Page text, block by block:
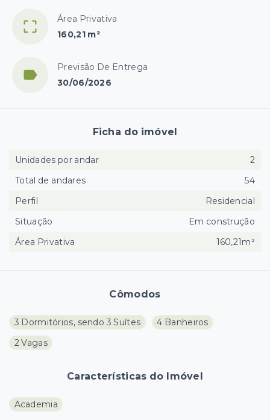
Área Privativa
160,21 m²
Previsão De Entrega
30/06/2026
Cômodos
3 Dormitórios, sendo 3 Suítes
4 Banheiros
2 Vagas
Características do Imóvel
Academia
Ficha do imóvel
Unidades por andar
2
Total de andares
54
Perfil
Residencial
Situação
Em construção
Área Privativa
160,21m²